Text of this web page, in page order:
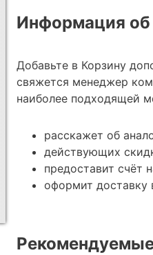
Информация об
Добавьте в Корзину
свяжется менеджер
наиболее подходящей
расскажет об
действующих
предоставит счёт
оформит доставку